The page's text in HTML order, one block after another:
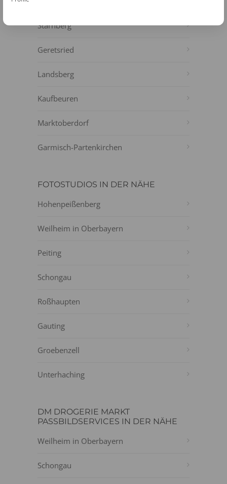
Starnberg
Geretsried
Landsberg
Kaufbeuren
Marktoberdorf
Garmisch-Partenkirchen
FOTOSTUDIOS IN DER NÄHE
Hohenpeißenberg
Weilheim in Oberbayern
Peiting
Schongau
Roßhaupten
Gauting
Groebenzell
Unterhaching
DM DROGERIE MARKT
PASSBILDSERVICES IN DER NÄHE
Weilheim in Oberbayern
Schongau